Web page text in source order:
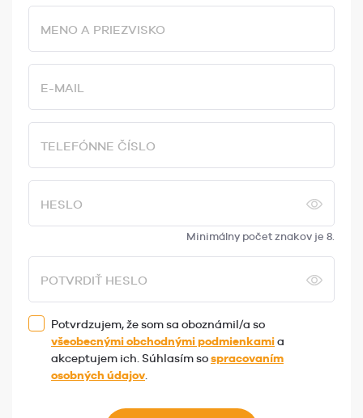
MENO A PRIEZVISKO
E-MAIL
TELEFÓNNE ČÍSLO
HESLO
Minimálny počet znakov je 8.
POTVRDIŤ HESLO
Potvrdzujem, že som sa oboznámil/a so
všeobecnými obchodnými podmienkamia
akceptujem ich. Súhlasím sospracovaním
osobných údajov